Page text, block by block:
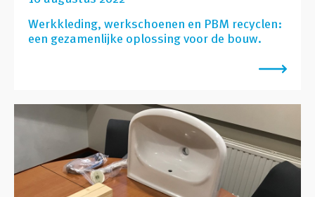
Werkkleding, werkschoenen en PBM recyclen:
een gezamenlijke oplossing voor de bouw.